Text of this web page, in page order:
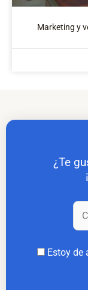
Marketing y
¿Te
Estoy de